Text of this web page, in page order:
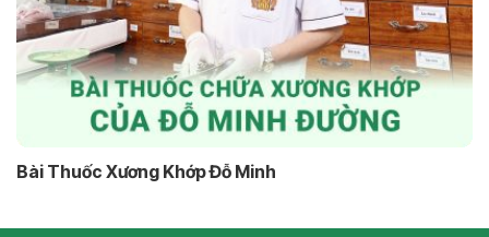
Bài Thuốc Xương Khớp Đỗ Minh